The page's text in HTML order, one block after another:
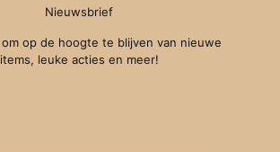
Nieuwsbrief
op de hoogte te blijven van nieuwe
items, leuke acties en meer!